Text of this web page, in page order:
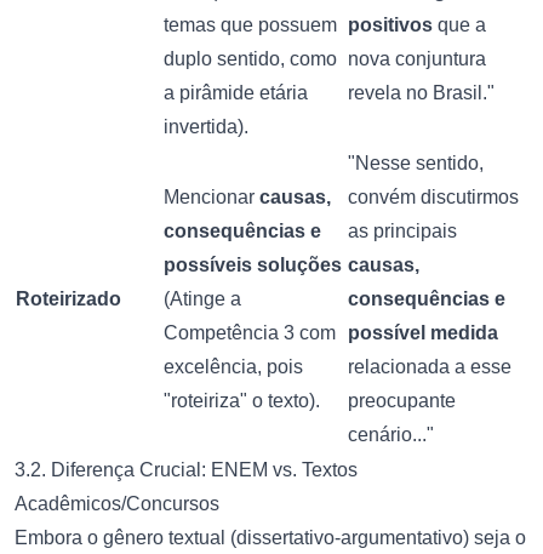
temas que possuem
duplo sentido, como
a pirâmide etária
invertida).
positivos que a
nova conjuntura
revela no Brasil."
Roteirizado
Mencionar causas,
consequências e
possíveis soluções
(Atinge a
Competência 3 com
excelência, pois
"roteiriza" o texto).
"Nesse sentido,
convém discutirmos
as principais
causas,
consequências e
possível medida
relacionada a esse
preocupante
cenário..."
3.2. Diferença Crucial: ENEM vs. Textos
Acadêmicos/Concursos
Embora o gênero textual (dissertativo-argumentativo) seja o